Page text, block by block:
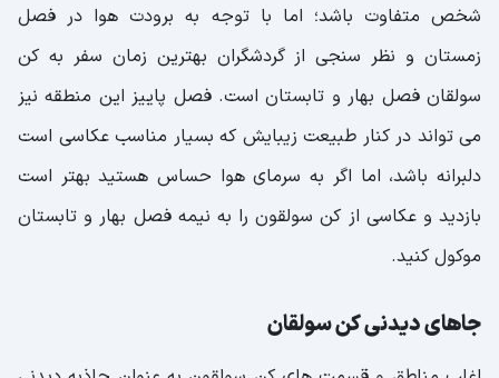
شخص متفاوت باشد؛ اما با توجه به برودت هوا در فصل
زمستان و نظر سنجی از گردشگران بهترین زمان سفر به کن
سولقان فصل بهار و تابستان است. فصل پاییز این منطقه نیز
می تواند در کنار طبیعت زیبایش که بسیار مناسب عکاسی است
دلبرانه باشد، اما اگر به سرمای هوا حساس هستید بهتر است
بازدید و عکاسی از کن سولقون را به نیمه فصل بهار و تابستان
موکول کنید.
جاهای دیدنی کن سولقان